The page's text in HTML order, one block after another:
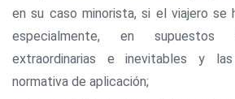
en su caso minorista, si el viajero se
especialmente, en supuestos
extraordinarias e inevitables y
normativa de aplicación;